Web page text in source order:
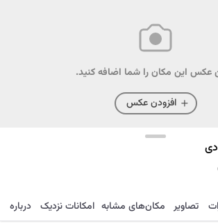
عکس این مکان را شما اضافه کنید.
افزودن عکس
ذخیره ارسال تماس تصاویر مکان‌های مشابه امکانات نزدیک درباره